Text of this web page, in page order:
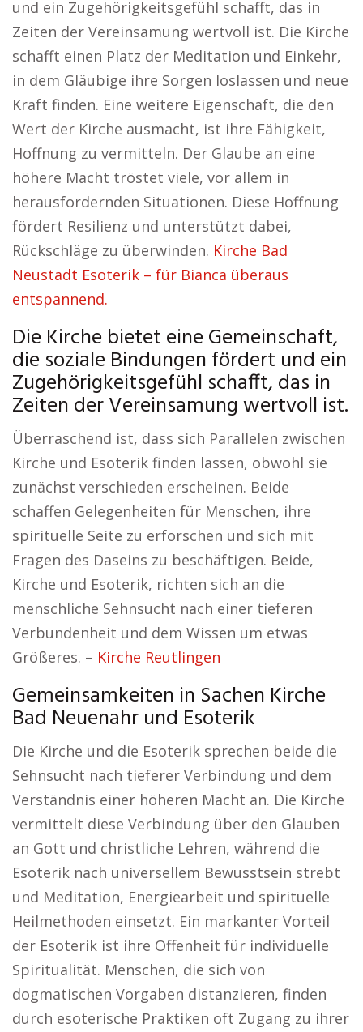
und ein Zugehörigkeitsgefühl schafft, das in
Zeiten der Vereinsamung wertvoll ist. Die Kirche
schafft einen Platz der Meditation und Einkehr,
in dem Gläubige ihre Sorgen loslassen und neue
Kraft finden. Eine weitere Eigenschaft, die den
Wert der Kirche ausmacht, ist ihre Fähigkeit,
Hoffnung zu vermitteln. Der Glaube an eine
höhere Macht tröstet viele, vor allem in
herausfordernden Situationen. Diese Hoffnung
fördert Resilienz und unterstützt dabei,
Rückschläge zu überwinden. Kirche Bad
Neustadt Esoterik – für Bianca überaus
entspannend.
Die Kirche bietet eine Gemeinschaft,
die soziale Bindungen fördert und ein
Zugehörigkeitsgefühl schafft, das in
Zeiten der Vereinsamung wertvoll ist.
Überraschend ist, dass sich Parallelen zwischen
Kirche und Esoterik finden lassen, obwohl sie
zunächst verschieden erscheinen. Beide
schaffen Gelegenheiten für Menschen, ihre
spirituelle Seite zu erforschen und sich mit
Fragen des Daseins zu beschäftigen. Beide,
Kirche und Esoterik, richten sich an die
menschliche Sehnsucht nach einer tieferen
Verbundenheit und dem Wissen um etwas
Größeres. – Kirche Reutlingen
Gemeinsamkeiten in Sachen Kirche
Bad Neuenahr und Esoterik
Die Kirche und die Esoterik sprechen beide die
Sehnsucht nach tieferer Verbindung und dem
Verständnis einer höheren Macht an. Die Kirche
vermittelt diese Verbindung über den Glauben
an Gott und christliche Lehren, während die
Esoterik nach universellem Bewusstsein strebt
und Meditation, Energiearbeit und spirituelle
Heilmethoden einsetzt. Ein markanter Vorteil
der Esoterik ist ihre Offenheit für individuelle
Spiritualität. Menschen, die sich von
dogmatischen Vorgaben distanzieren, finden
durch esoterische Praktiken oft Zugang zu ihrer